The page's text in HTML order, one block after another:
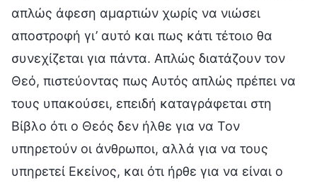
απλώς άφεση αμαρτιών χωρίς να νιώσει
αποστροφή γι’ αυτό και πως κάτι τέτοιο θα
συνεχίζεται για πάντα. Απλώς διατάζουν τον
Θεό, πιστεύοντας πως Αυτός απλώς πρέπει να
τους υπακούσει, επειδή καταγράφεται στη
Βίβλο ότι ο Θεός δεν ήλθε για να Τον
υπηρετούν οι άνθρωποι, αλλά για να τους
υπηρετεί Εκείνος, και ότι ήρθε για να είναι ο